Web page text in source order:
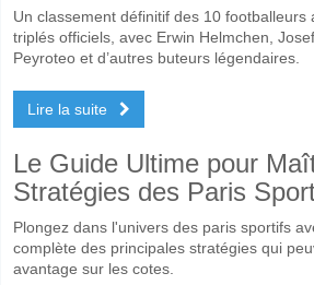
Un classement définitif des 10 footballeurs
triplés officiels, avec Erwin Helmchen,
Peyroteo et d’autres buteurs légendaires.
Lire la suite
Le Guide Ultime pour
Stratégies des Paris
Plongez dans l'univers des paris sportifs
complète des principales stratégies qui
avantage sur les cotes.